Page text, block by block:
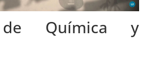
de Química y